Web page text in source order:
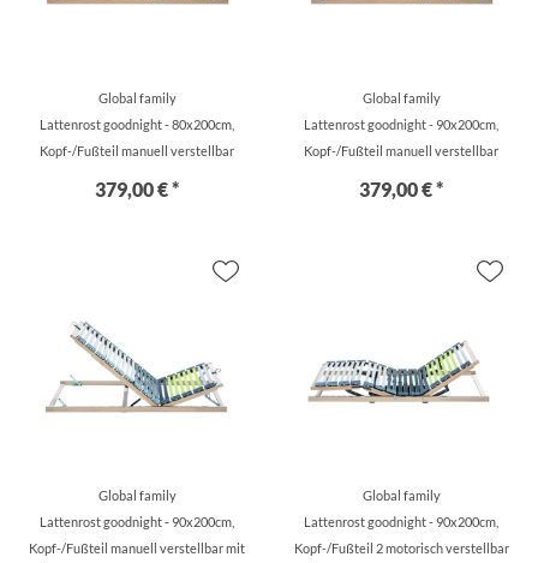
Global family
Lattenrost goodnight - 80x200cm,
Kopf-/Fußteil manuell verstellbar
379,00 € *
Global family
Lattenrost goodnight - 90x200cm,
Kopf-/Fußteil manuell verstellbar
379,00 € *
Global family
Lattenrost goodnight - 90x200cm,
Kopf-/Fußteil manuell verstellbar mit
Global family
Lattenrost goodnight - 90x200cm,
Kopf-/Fußteil 2 motorisch verstellbar